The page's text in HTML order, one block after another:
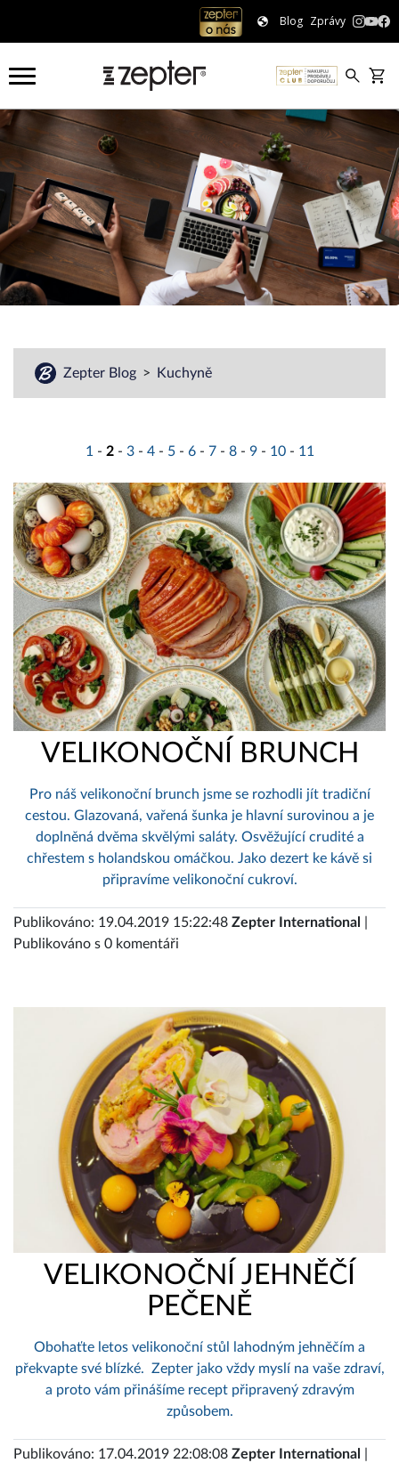
Blog Zprávy
Zepter Blog Kuchyně
1 - 2 - 3 - 4 - 5 - 6 - 7 - 8 - 9 - 10 - 11
VELIKONOČNÍ BRUNCH
Pro náš velikonoční brunch jsme se rozhodli jít tradiční
cestou. Glazovaná, vařená šunka je hlavní surovinou a je
doplněná dvěma skvělými saláty. Osvěžující crudité a
chřestem s holandskou omáčkou. Jako dezert ke kávě si
připravíme velikonoční cukroví.
Publikováno: 19.04.2019 15:22:48 Zepter International
Publikováno s 0 komentáři
VELIKONOČNÍ JEHNĚČÍ
PEČENĚ
Obohaťte letos velikonoční stůl lahodným jehněčím a
překvapte své blízké. Zepter jako vždy myslí na vaše zdraví,
a proto vám přinášíme recept připravený zdravým
způsobem.
Publikováno: 17.04.2019 22:08:08 Zepter International